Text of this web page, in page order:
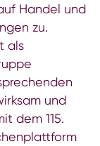
Handel und
zu.
als
und
dem 115.